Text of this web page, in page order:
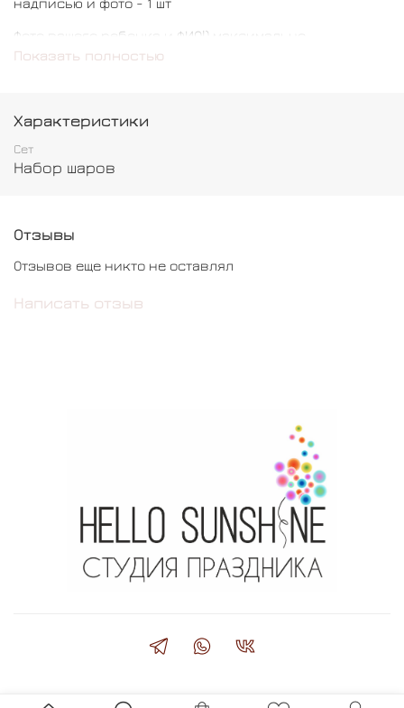
Фото вашего ребенка и ФИО!) максимально
реалистичный паспорт!)
Показать полностью
Характеристики
Сет
Набор шаров
Отзывы
Отзывов еще никто не оставлял
Написать отзыв